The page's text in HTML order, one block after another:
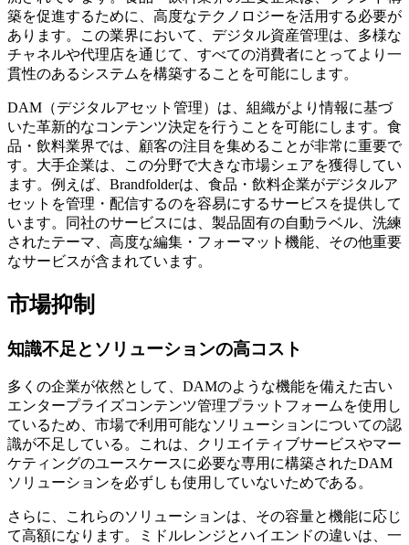
築を促進するために、高度なテクノロジーを活用する必要が
あります。この業界において、デジタル資産管理は、多様な
チャネルや代理店を通じて、すべての消費者にとってより一
貫性のあるシステムを構築することを可能にします。
DAM（デジタルアセット管理）は、組織がより情報に基づ
いた革新的なコンテンツ決定を行うことを可能にします。食
品・飲料業界では、顧客の注目を集めることが非常に重要で
す。大手企業は、この分野で大きな市場シェアを獲得してい
ます。例えば、Brandfolderは、食品・飲料企業がデジタルア
セットを管理・配信するのを容易にするサービスを提供して
います。同社のサービスには、製品固有の自動ラベル、洗練
されたテーマ、高度な編集・フォーマット機能、その他重要
なサービスが含まれています。
市場抑制
知識不足とソリューションの高コスト
多くの企業が依然として、DAMのような機能を備えた古い
エンタープライズコンテンツ管理プラットフォームを使用し
ているため、市場で利用可能なソリューションについての認
識が不足している。これは、クリエイティブサービスやマー
ケティングのユースケースに必要な専用に構築されたDAM
ソリューションを必ずしも使用していないためである。
さらに、これらのソリューションは、その容量と機能に応じ
て高額になります。ミドルレンジとハイエンドの違いは、一